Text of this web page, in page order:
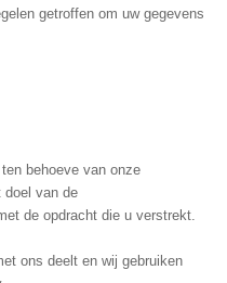
getroffen om uw gegevens
behoeve van onze
doel van de
de opdracht die u verstrekt.
ons deelt en wij gebruiken